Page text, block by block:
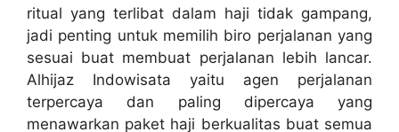
ritual yang terlibat dalam haji tidak gampang,
jadi penting untuk memilih biro perjalanan yang
sesuai buat membuat perjalanan lebih lancar.
Alhijaz Indowisata yaitu agen perjalanan
terpercaya dan paling dipercaya yang
menawarkan paket haji berkualitas buat semua